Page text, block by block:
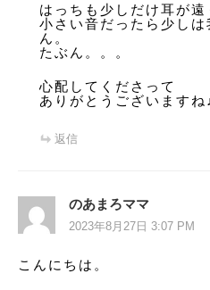
はっちも少しだけ耳が
小さい音だったら少し
ん。
たぶん。。。
心配してくださって
ありがとうございますね
返信
のあまろママ
2023年8月27日 3:07 PM
こんにちは。